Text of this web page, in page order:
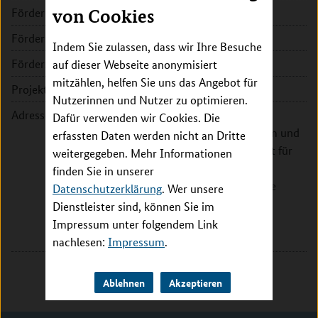
von Cookies
Indem Sie zulassen, dass wir Ihre Besuche
auf dieser Webseite anonymisiert
mitzählen, helfen Sie uns das Angebot für
Nutzerinnen und Nutzer zu optimieren.
Dafür verwenden wir Cookies. Die
erfassten Daten werden nicht an Dritte
weitergegeben. Mehr Informationen
finden Sie in unserer
Datenschutzerklärung. Wer unsere
Dienstleister sind, können Sie im
Impressum unter folgendem Link
nachlesen: Impressum.
Ablehnen Akzeptieren
Förderkennzeichen:
16LW0344
Fördersumme:
Förderzeitraum:
2023 - 2026
Projektleitung:
Prof. Dr. Peter Loskill
Adresse:
Eberhard-Karls-Universität
Tübingen, Universitätsklinikum und
Medizinische Fakultät, Institut für
Biomedical Engineering (IBE),
Abteilung Mikrophysiologische
Systeme
Österbergstr. 3
72074 Tübingen